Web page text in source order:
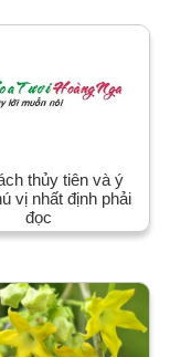
thủy tiên và ý
vị nhất định phải
đọc